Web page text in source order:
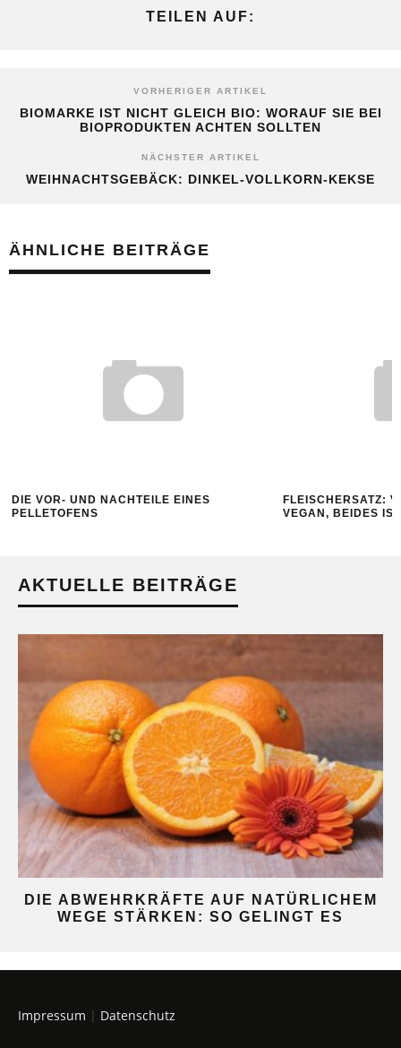
TEILEN AUF:
VORHERIGER ARTIKEL
BIOMARKE IST NICHT GLEICH BIO: WORAUF SIE BEI
BIOPRODUKTEN ACHTEN SOLLTEN
NÄCHSTER ARTIKEL
WEIHNACHTSGEBÄCK: DINKEL-VOLLKORN-KEKSE
ÄHNLICHE BEITRÄGE
DIE VOR- UND NACHTEILE EINES
PELLETOFENS
FLEISCHERSATZ:
VEGAN, BEIDES
AKTUELLE BEITRÄGE
DIE ABWEHRKRÄFTE AUF NATÜRLICHEM
WEGE STÄRKEN: SO GELINGT ES
Impressum | Datenschutz